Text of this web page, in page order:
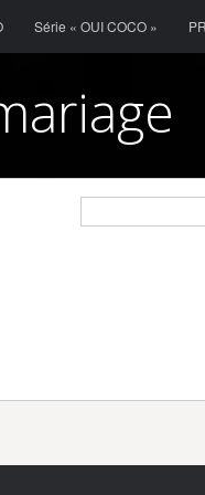
Série « OUI COCO »